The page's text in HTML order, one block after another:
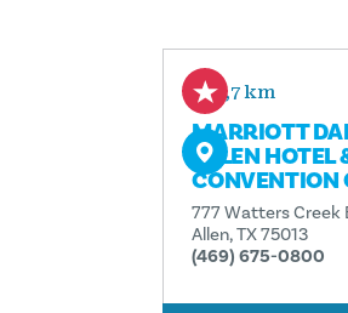
3,7 km
MARRIOTT
ALLEN HOTEL
CONVENTION
777 Watters Creek
Allen, TX 75013
(469) 675-0800